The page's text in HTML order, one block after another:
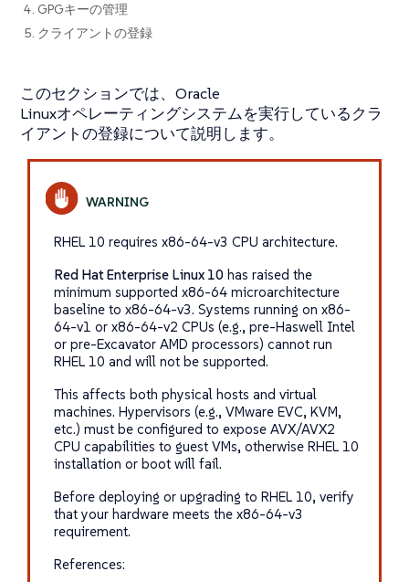
4. GPGキーの管理
5. クライアントの登録
このセクションでは、Oracle
Linuxオペレーティングシステムを実行しているクラ
イアントの登録について説明します。
RHEL 10 requires x86-64-v3 CPU architecture.
Red Hat Enterprise Linux 10has raised the
minimum supported x86-64 microarchitecture
baseline to x86-64-v3. Systems running on x86-
64-v1 or x86-64-v2 CPUs (e.g., pre-Haswell Intel
or pre-Excavator AMD processors) cannot run
RHEL 10 and will not be supported.
This affects both physical hosts and virtual
machines. Hypervisors (e.g., VMware EVC, KVM,
etc.) must be configured to expose AVX/AVX2
CPU capabilities to guest VMs, otherwise RHEL 10
installation or boot will fail.
Before deploying or upgrading to RHEL 10, verify
that your hardware meets the x86-64-v3
requirement.
References: